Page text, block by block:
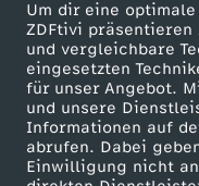
Um dir eine optimale
ZDFtivi präsentieren
und vergleichbare
eingesetzten
für unser Angebot.
und unsere
Informationen auf
abrufen. Dabei
Einwilligung nicht
e
r
s
Mehr ZDF
ZDF-Apps
Smart TV